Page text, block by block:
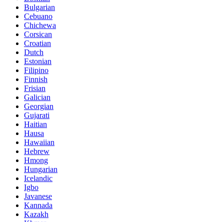
Bulgarian
Cebuano
Chichewa
Corsican
Croatian
Dutch
Estonian
Filipino
Finnish
Frisian
Galician
Georgian
Gujarati
Haitian
Hausa
Hawaiian
Hebrew
Hmong
Hungarian
Icelandic
Igbo
Javanese
Kannada
Kazakh